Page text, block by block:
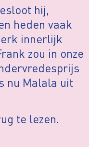
hij,
heden vaak
innerlijk
zou in onze
nu Malala uit
te lezen.